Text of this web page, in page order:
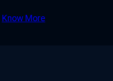
Know More